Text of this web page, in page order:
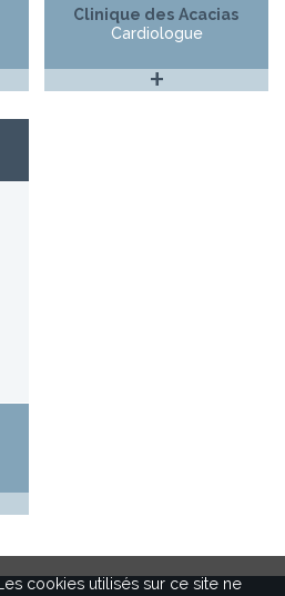
Clinique des Acacias
Cardiologue
+
Les cookies utilisés sur ce site ne